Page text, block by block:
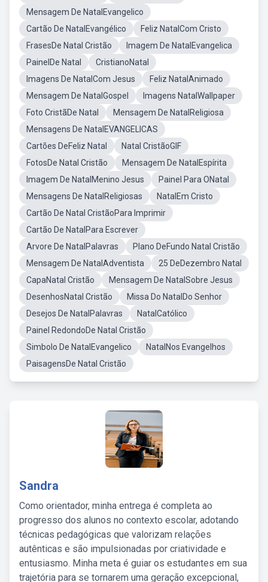
Mensagem De NatalEvangelico
Cartão De NatalEvangélico
Feliz NatalCom Cristo
FrasesDe Natal Cristão
Imagem De NatalEvangelica
PainelDe Natal
CristianoNatal
Imagens De NatalCom Jesus
Feliz NatalAnimado
Mensagem De NatalGospel
Imagens NatalWallpaper
Foto CristãDe Natal
Mensagem De NatalReligiosa
Mensagens De NatalEVANGELICAS
Cartões DeFeliz Natal
Natal CristãoGIF
FotosDe Natal Cristão
Mensagem De NatalEspírita
Imagem De NatalMenino Jesus
Painel Para ONatal
Mensagens De NatalReligiosas
NatalEm Cristo
Cartão De Natal CristãoPara Imprimir
Cartão De NatalPara Escrever
Arvore De NatalPalavras
Plano DeFundo Natal Cristão
Mensagem De NatalAdventista
25 DeDezembro Natal
CapaNatal Cristão
Mensagem De NatalSobre Jesus
DesenhosNatal Cristão
Missa Do NatalDo Senhor
Desejos De NatalPalavras
NatalCatólico
Painel RedondoDe Natal Cristão
Simbolo De NatalEvangelico
NatalNos Evangelhos
PaisagensDe Natal Cristão
Sandra
Como orientador, minha entrega é completa ao
progresso dos alunos no contexto escolar, adotando
técnicas pedagógicas que valorizam relações
autênticas e são impulsionadas por criatividade e
entusiasmo. Minha meta é guiar os estudantes em sua
trajetória para se tornarem uma geração excepcional,